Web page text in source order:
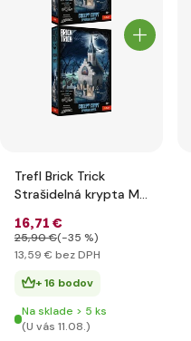
Trefl Brick Trick
Strašidelná krypta M
16,71 €
25,90 €(-35 %)
13,59 € bez DPH
+ 16 bodov
Na sklade > 5 ks
(U vás 11.08.)